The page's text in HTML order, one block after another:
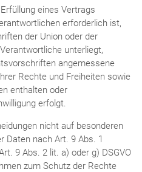
eines Vertrags
erforderlich ist,
der Union oder der
unterliegt,
angemessene
Rechte und Freiheiten sowie
enthalten oder
erfolgt.
nicht auf besonderen
Daten nach Art. 9 Abs. 1
9 Abs. 2 lit. a) oder g) DSGVO
zum Schutz der Rechte